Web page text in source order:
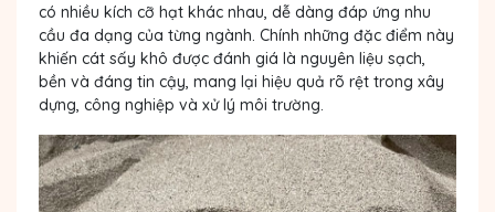
có nhiều kích cỡ hạt khác nhau, dễ dàng đáp ứng nhu
cầu đa dạng của từng ngành. Chính những đặc điểm này
khiến cát sấy khô được đánh giá là nguyên liệu sạch,
bền và đáng tin cậy, mang lại hiệu quả rõ rệt trong xây
dựng, công nghiệp và xử lý môi trường.